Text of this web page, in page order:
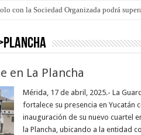
con la Sociedad Organizada podrá
en La Plancha
Mérida, 17 de abril, 2025.- La
fortalece su presencia en Yucatán
inauguración de su nuevo cuartel
la Plancha, ubicando a la entidad